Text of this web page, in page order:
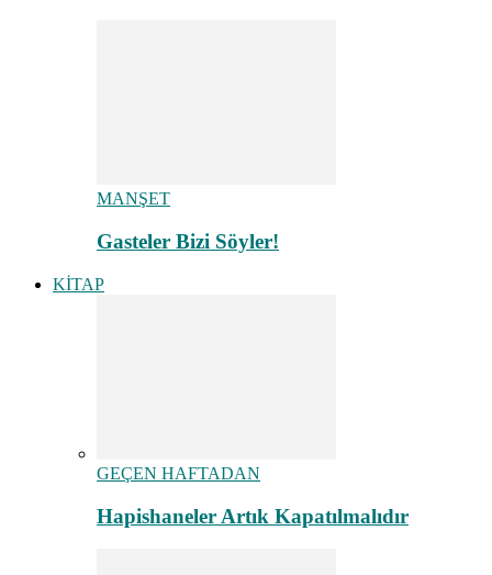
MANŞET
Gasteler Bizi Söyler!
KİTAP
GEÇEN HAFTADAN
Hapishaneler Artık Kapatılmalıdır